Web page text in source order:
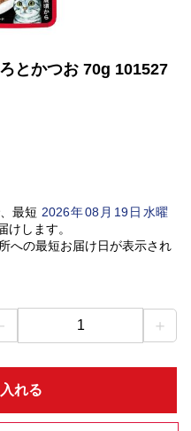
とかつお 70g 101527
最短 2026年08 月 19日水曜
けします。
への最短お届け日が表示され
1 ＋
れる